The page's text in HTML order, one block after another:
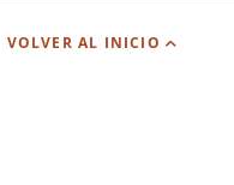
VOLVER AL INICIO